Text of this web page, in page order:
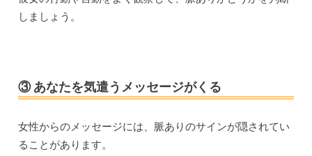
しましょう。
③ あなたを気遣うメッセージがくる
女性からのメッセージには、脈ありのサインが隠されてい
ることがあります。